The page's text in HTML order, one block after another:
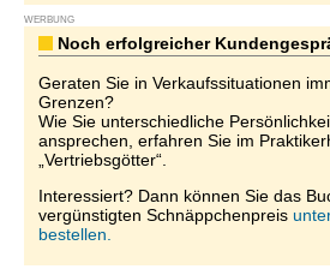
WERBUNG
Noch erfolgreicher
Geraten Sie in Verkaufssituationen
Grenzen?
Wie Sie unterschiedliche
ansprechen, erfahren Sie im
„Vertriebsgötter“.
Interessiert? Dann können Sie das
vergünstigten Schnäppchenpreis
bestellen.